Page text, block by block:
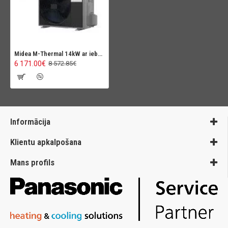
Midea M-Thermal 14kW ar iebuvētu karstā ūdens tvertni 240L
6 171.00€ 8 572.85€
Informācija
Klientu apkalpošana
Mans profils